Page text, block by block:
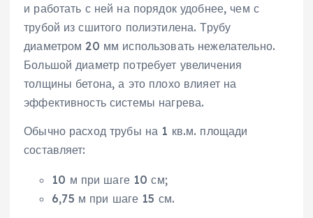
и работать с ней на порядок удобнее, чем с
трубой из сшитого полиэтилена. Трубу
диаметром 20 мм использовать нежелательно.
Большой диаметр потребует увеличения
толщины бетона, а это плохо влияет на
эффективность системы нагрева.
Обычно расход трубы на 1 кв.м. площади
составляет:
10 м при шаге 10 см;
6,75 м при шаге 15 см.